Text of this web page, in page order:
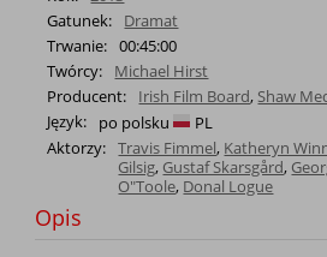
Gatunek:
Dramat
Trwanie: 00:45:00
Twórcy:
Michael Hirst
Producent:
Irish Film Board, Shaw
Język:
po polsku
PL
Aktorzy: Travis Fimmel, Katheryn
Gilsig, Gustaf Skarsgård,
O"Toole, Donal Logue
Opis